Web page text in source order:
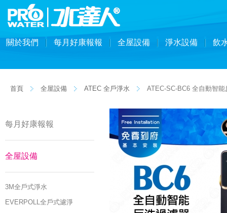
關於我們 每月好康報報 全屋設備 淨水設備 飲
首頁 全屋設備 ATEC 全戶淨水 ATEC-SC-BC6 全自動智
每月好康報報
全屋設備
3M全戶式淨水
EVERPOLL全戶式濾淨